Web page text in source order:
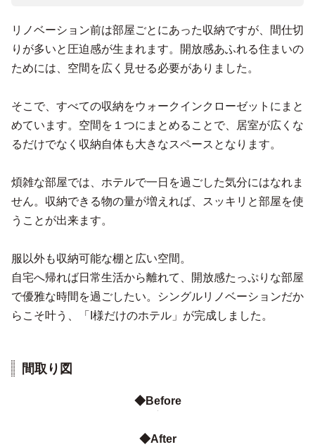
リノベーション前は部屋ごとにあった収納ですが、間仕切
りが多いと圧迫感が生まれます。開放感あふれる住まいの
ためには、空間を広く見せる必要がありました。
そこで、すべての収納をウォークインクローゼットにまと
めています。空間を１つにまとめることで、居室が広くな
るだけでなく収納自体も大きなスペースとなります。
煩雑な部屋では、ホテルで一日を過ごした気分にはなれま
せん。収納できる物の量が増えれば、スッキリと部屋を使
うことが出来ます。
服以外も収納可能な棚と広い空間。
自宅へ帰れば日常生活から離れて、開放感たっぷりな部屋
で優雅な時間を過ごしたい。シングルリノベーションだか
らこそ叶う、「I様だけのホテル」が完成しました。
間取り図
◆Before